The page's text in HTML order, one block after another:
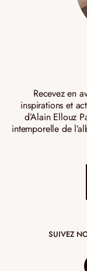
Recevez en
inspirations et
d’Alain Ellouz
intemporelle de
SUIVEZ